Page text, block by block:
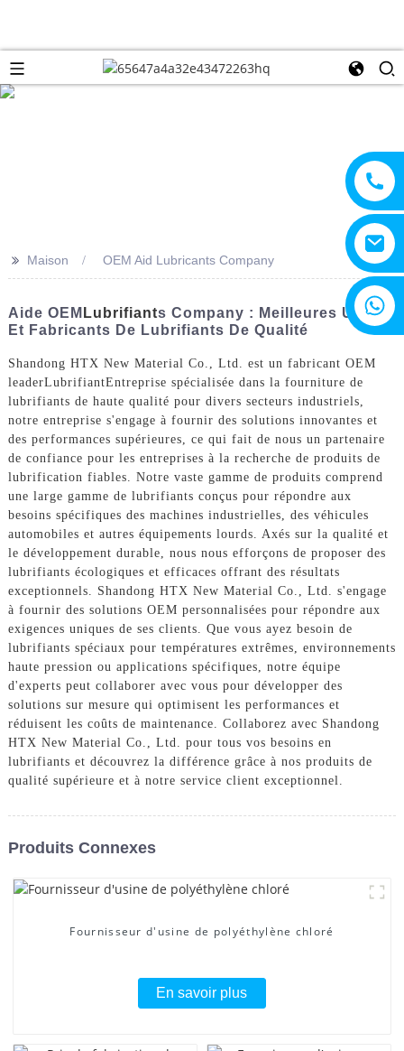
>> Maison OEM Aid Lubricants Company
Aide OEM LubrifiantS Company : Meilleures Usines
Et Fabricants De Lubrifiants De Qualité
Shandong HTX New Material Co., Ltd. est un fabricant OEM
leaderLubrifiantEntreprise spécialisée dans la fourniture de
lubrifiants de haute qualité pour divers secteurs industriels,
notre entreprise s'engage à fournir des solutions innovantes et
des performances supérieures, ce qui fait de nous un partenaire
de confiance pour les entreprises à la recherche de produits de
lubrification fiables. Notre vaste gamme de produits comprend
une large gamme de lubrifiants conçus pour répondre aux
besoins spécifiques des machines industrielles, des véhicules
automobiles et autres équipements lourds. Axés sur la qualité et
le développement durable, nous nous efforçons de proposer des
lubrifiants écologiques et efficaces offrant des résultats
exceptionnels. Shandong HTX New Material Co., Ltd. s'engage
à fournir des solutions OEM personnalisées pour répondre aux
exigences uniques de ses clients. Que vous ayez besoin de
lubrifiants spéciaux pour températures extrêmes, environnements
haute pression ou applications spécifiques, notre équipe
d'experts peut collaborer avec vous pour développer des
solutions sur mesure qui optimisent les performances et
réduisent les coûts de maintenance. Collaborez avec Shandong
HTX New Material Co., Ltd. pour tous vos besoins en
lubrifiants et découvrez la différence grâce à nos produits de
qualité supérieure et à notre service client exceptionnel.
Produits Connexes
Fournisseur d'usine de polyéthylène chloré
En savoir plus